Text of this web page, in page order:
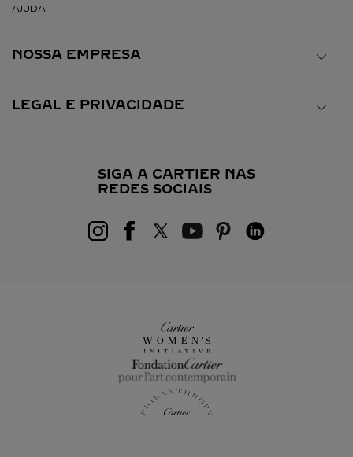
AJUDA
NOSSA EMPRESA
LEGAL E PRIVACIDADE
SIGA A CARTIER NAS
REDES SOCIAIS